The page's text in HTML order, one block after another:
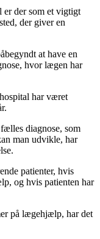
er der som et vigtigt
der giver en
at have en
hvor lægen har
har været
diagnose, som
man udvikle, har
patienter, hvis
og hvis patienten har
på lægehjælp, har det